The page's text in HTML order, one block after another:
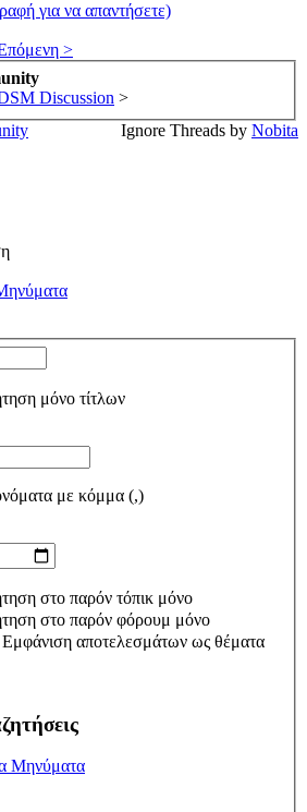
για να απαντήσετε)
>
Discussion >
Ignore Threads by Nobita
μόνο τίτλων
με κόμμα (,)
στο παρόν τόπικ μόνο
στο παρόν φόρουμ μόνο
Εμφάνιση αποτελεσμάτων ως θέματα
Μηνύματα